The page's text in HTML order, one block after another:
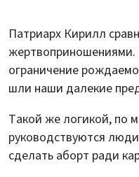
Патриарх Кирилл
жертвоприношениями.
ограничение
шли наши далекие
Такой же логикой, по
руководствуются
сделать аборт ради